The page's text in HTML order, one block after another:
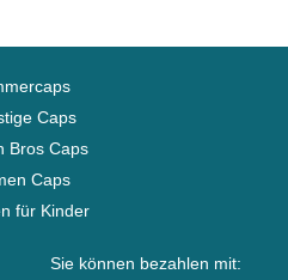
Caps
Bros Caps
Caps
für Kinder
Sie können bezahlen mit: